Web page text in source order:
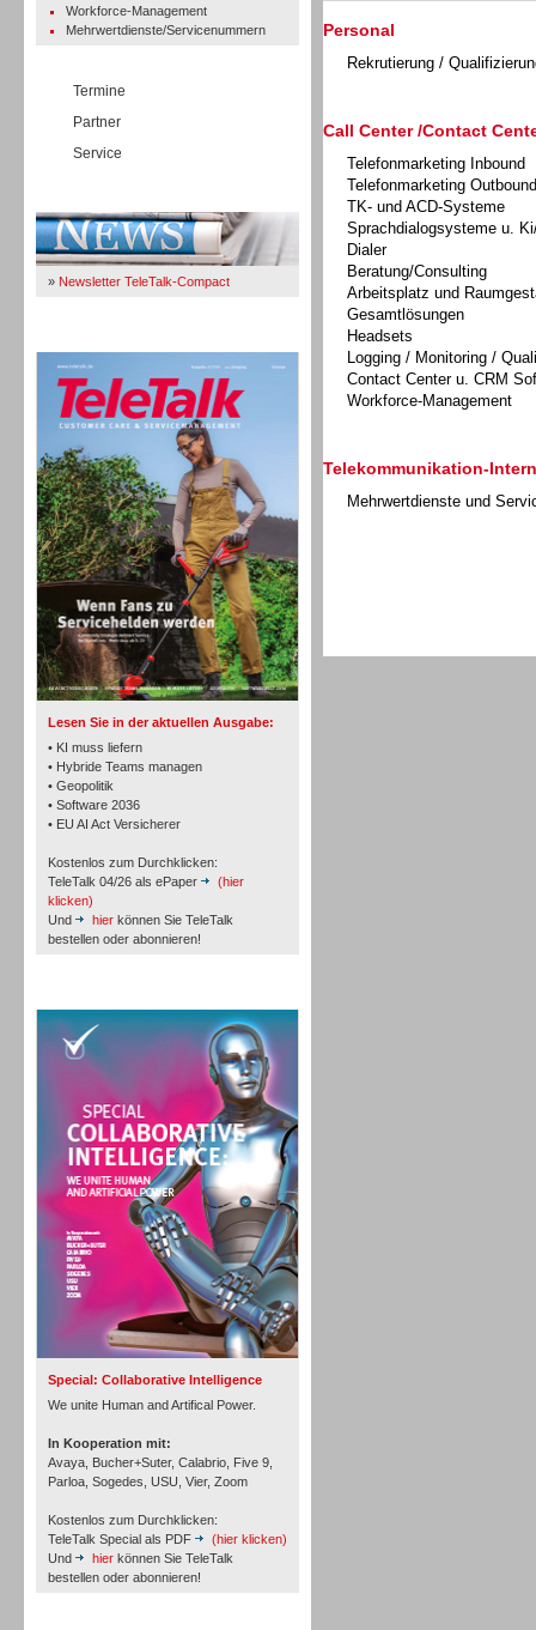
Workforce-Management
Mehrwertdienste/Servicenummern
Termine
Partner
Service
» Newsletter TeleTalk-Compact
Lesen Sie in der aktuellen Ausgabe:
• KI muss liefern
• Hybride Teams managen
• Geopolitik
• Software 2036
• EU AI Act Versicherer
Kostenlos zum Durchklicken:
TeleTalk 04/26 als ePaper
(hier
klicken)
Und
hier können Sie TeleTalk
bestellen oder abonnieren!
Special: Collaborative Intelligence
We unite Human and Artifical Power.
In Kooperation mit:
Avaya, Bucher+Suter, Calabrio, Five 9,
Parloa, Sogedes, USU, Vier, Zoom
Kostenlos zum Durchklicken:
TeleTalk Special als PDF
(hier klicken)
Und
hier können Sie TeleTalk
bestellen oder abonnieren!
TK- und ACD-Systeme
Workforce-Management
Personal
Inbound
Personal
Rekrutierung /
Call Center /Contact
Telefonmarketing Inbound
Telefonmarketing Outbound
TK- und ACD-Systeme
Sprachdialogsysteme u.
Dialer
Beratung/Consulting
Arbeitsplatz und
Gesamtlösungen
Headsets
Logging / Monitoring /
Contact Center u. CRM
Workforce-Management
Telekommunikation-
Mehrwertdienste und